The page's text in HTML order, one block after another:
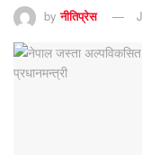
by नीतिप्रेस